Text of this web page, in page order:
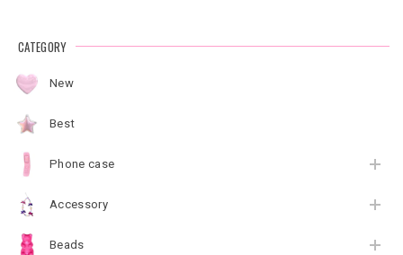
CATEGORY
New
Best
Phone case
Accessory
Beads